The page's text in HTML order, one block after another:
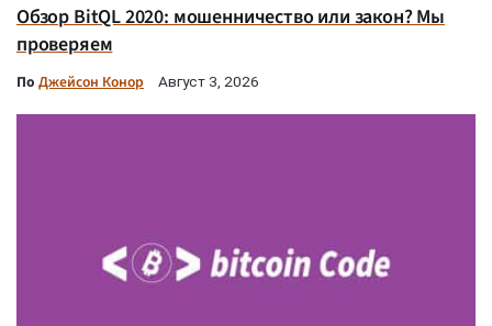
Обзор BitQL 2020: мошенничество или закон? Мы
проверяем
По Джейсон Конор Август 3, 2026